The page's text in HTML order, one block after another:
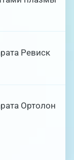
Ревиск
Ортолон